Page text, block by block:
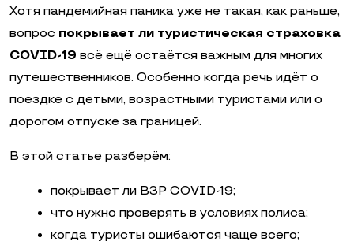
Хотя пандемийная паника уже не такая, как раньше,
вопрос покрывает ли туристическая страховка
COVID-19 всё ещё остаётся важным для многих
путешественников. Особенно когда речь идёт о
поездке с детьми, возрастными туристами или о
дорогом отпуске за границей.
В этой статье разберём:
покрывает ли ВЗР COVID-19;
что нужно проверять в условиях полиса;
когда туристы ошибаются чаще всего;